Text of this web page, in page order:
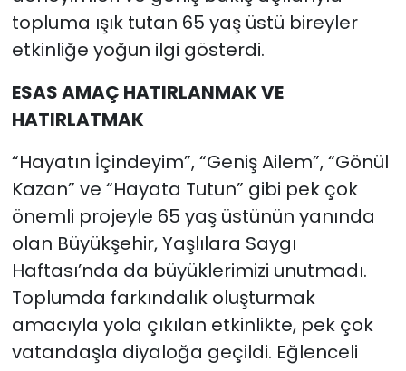
topluma ışık tutan 65 yaş üstü bireyler
etkinliğe yoğun ilgi gösterdi.
ESAS AMAÇ HATIRLANMAK VE
HATIRLATMAK
“Hayatın İçindeyim”, “Geniş Ailem”, “Gönül
Kazan” ve “Hayata Tutun” gibi pek çok
önemli projeyle 65 yaş üstünün yanında
olan Büyükşehir, Yaşlılara Saygı
Haftası’nda da büyüklerimizi unutmadı.
Toplumda farkındalık oluşturmak
amacıyla yola çıkılan etkinlikte, pek çok
vatandaşla diyaloğa geçildi. Eğlenceli